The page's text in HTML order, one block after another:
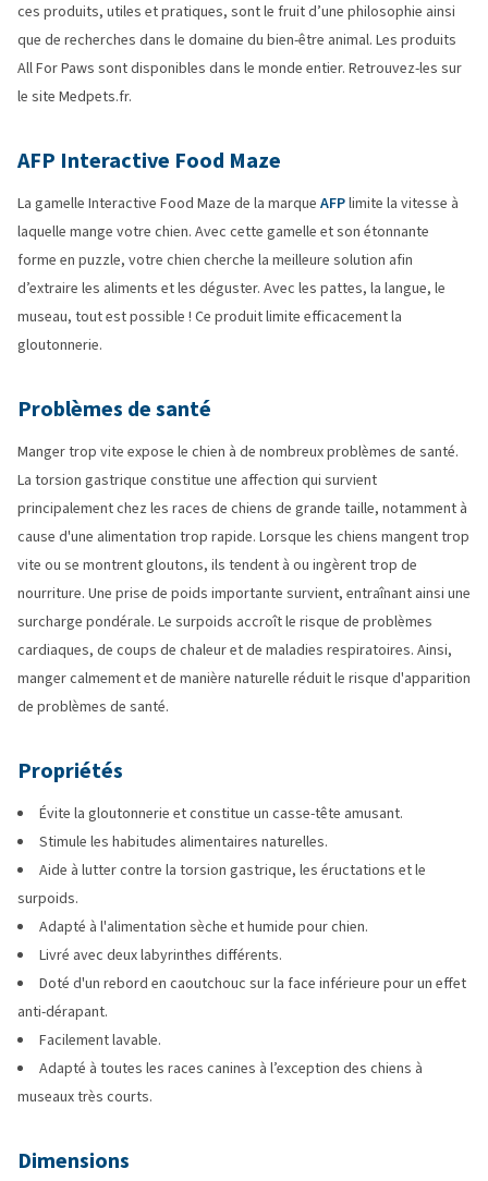
ces produits, utiles et pratiques, sont le fruit d’une philosophie ainsi
que de recherches dans le domaine du bien-être animal. Les produits
All For Paws sont disponibles dans le monde entier. Retrouvez-les sur
le site Medpets.fr.
AFP Interactive Food Maze
La gamelle Interactive Food Maze de la marque AFPlimite la vitesse à
laquelle mange votre chien. Avec cette gamelle et son étonnante
forme en puzzle, votre chien cherche la meilleure solution afin
d’extraire les aliments et les déguster. Avec les pattes, la langue, le
museau, tout est possible ! Ce produit limite efficacement la
gloutonnerie.
Problèmes de santé
Manger trop vite expose le chien à de nombreux problèmes de santé.
La torsion gastrique constitue une affection qui survient
principalement chez les races de chiens de grande taille, notamment à
cause d'une alimentation trop rapide. Lorsque les chiens mangent trop
vite ou se montrent gloutons, ils tendent à ou ingèrent trop de
nourriture. Une prise de poids importante survient, entraînant ainsi une
surcharge pondérale. Le surpoids accroît le risque de problèmes
cardiaques, de coups de chaleur et de maladies respiratoires. Ainsi,
manger calmement et de manière naturelle réduit le risque d'apparition
de problèmes de santé.
Propriétés
Évite la gloutonnerie et constitue un casse-tête amusant.
Stimule les habitudes alimentaires naturelles.
Aide à lutter contre la torsion gastrique, les éructations et le
surpoids.
Adapté à l'alimentation sèche et humide pour chien.
Livré avec deux labyrinthes différents.
Doté d'un rebord en caoutchouc sur la face inférieure pour un effet
anti-dérapant.
Facilement lavable.
Adapté à toutes les races canines à l’exception des chiens à
museaux très courts.
Dimensions